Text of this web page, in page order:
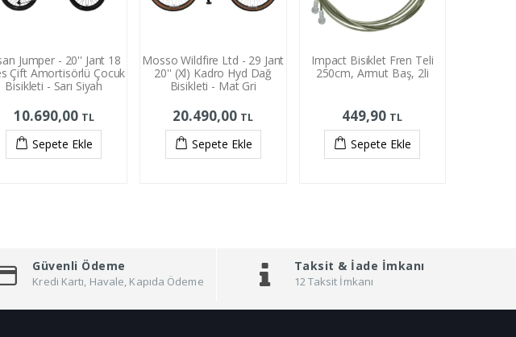
Jumper - 20'' Jant 18
Çift Amortisörlü Çocuk
Bisikleti - Sarı Siyah
10.690,00 TL
Sepete Ekle
Mosso Wildfire Ltd - 29 Jant
20'' (Xl) Kadro Hyd Dağ
Bisikleti - Mat Gri
20.490,00 TL
Sepete Ekle
Impact Bisiklet Fren Teli
250cm, Armut Baş, 2li
449,90 TL
Sepete Ekle
Güvenli Ödeme
Kredi Kartı, Havale, Kapıda Ödeme
Taksit & İade İmkanı
12 Taksit İmkanı